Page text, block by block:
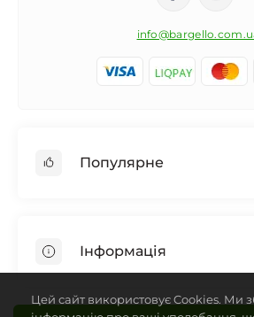
Популярне
Унісекс Парфумерія
Автомобільний ароматизатор
Інформація
Про Bargello
Цей сайт використовує Cookies. Ми